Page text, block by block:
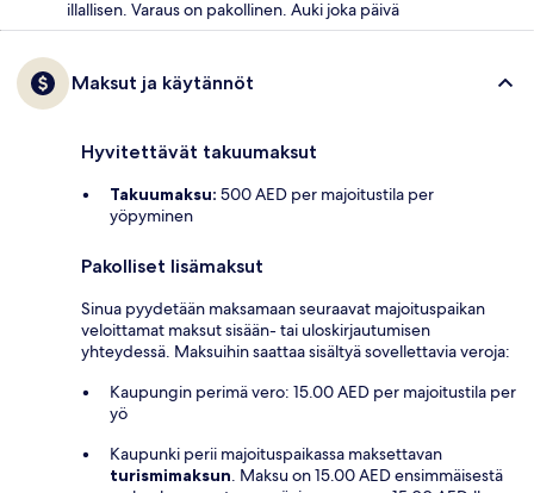
illallisen. Varaus on pakollinen. Auki joka päivä
Maksut ja käytännöt
Hyvitettävät takuumaksut
Takuumaksu: 500 AED per majoitustila per
yöpyminen
Pakolliset lisämaksut
Sinua pyydetään maksamaan seuraavat majoituspaikan
veloittamat maksut sisään- tai uloskirjautumisen
yhteydessä. Maksuihin saattaa sisältyä sovellettavia veroja:
Kaupungin perimä vero: 15.00 AED per majoitustila per
yö
Kaupunki perii majoituspaikassa maksettavan
turismimaksun. Maksu on 15.00 AED ensimmäisestä